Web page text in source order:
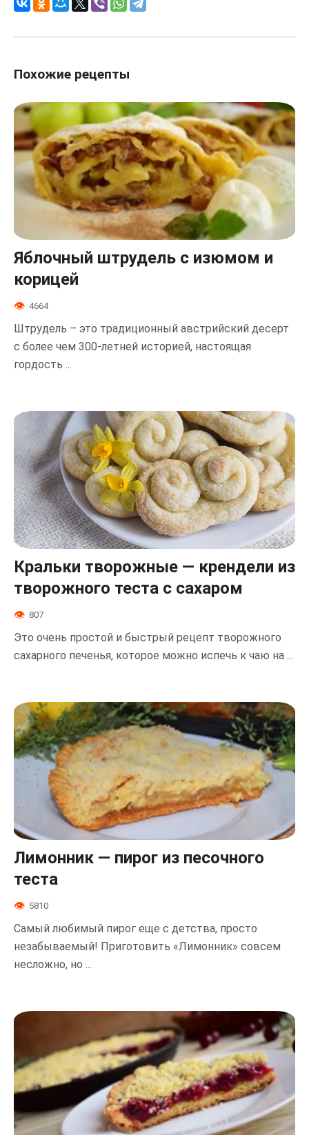
Похожие рецепты
Яблочный штрудель с изюмом и
корицей
4664
Штрудель – это традиционный австрийский десерт
с более чем 300-летней историей, настоящая
гордость ...
Кральки творожные — крендели из
творожного теста с сахаром
807
Это очень простой и быстрый рецепт творожного
сахарного печенья, которое можно испечь к чаю на ...
Лимонник — пирог из песочного
теста
5810
Самый любимый пирог еще с детства, просто
незабываемый! Приготовить «Лимонник» совсем
несложно, но ...